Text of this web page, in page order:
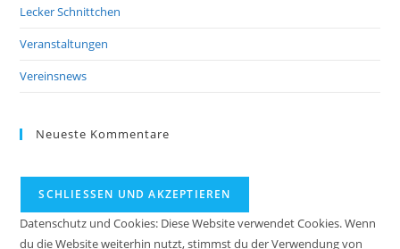
Lecker Schnittchen
Veranstaltungen
Vereinsnews
Neueste Kommentare
Datenschutz und Cookies: Diese Website verwendet Cookies. Wenn
du die Website weiterhin nutzt, stimmst du der Verwendung von